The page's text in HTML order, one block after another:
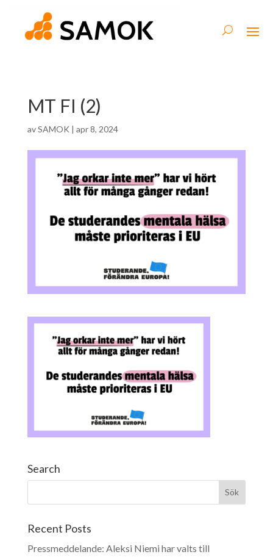
MT FI (2)
avSAMOK | apr 8, 2024
Search
Recent Posts
Pressmeddelande: Aleksi Niemi har valts till